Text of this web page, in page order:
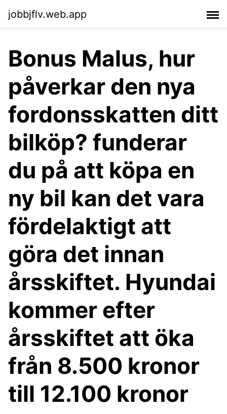
jobbjflv.web.app
Bonus Malus, hur
påverkar den nya
fordonsskatten ditt
bilköp? funderar
du på att köpa en
ny bil kan det vara
fördelaktigt att
göra det innan
årsskiftet. Hyundai
kommer efter
årsskiftet att öka
från 8.500 kronor
till 12.100 kronor